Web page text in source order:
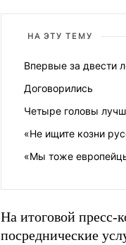
НА ЭТУ ТЕМУ
Впервые за двести
Договорились
Четыре головы
«Не ищите козни
«Мы тоже
На итоговой пресс-
посреднические